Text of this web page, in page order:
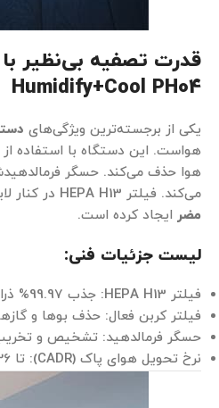
Humidify+Cool PH04
یکی از برجسته‌ترین ویژگی‌های
هواست. این دستگاه با استفاده از
هوا حذف می‌کند. حسگر
می‌کند. فیلتر HEPA H13 در کنار لایه کربن فعال، ترکیبی قدرتمند برای مقابله با
مضر ایجاد کرده است.
لیست جزئیات فنی:
فیلتر HEPA H13: جذب 99.97% ذرات 0.3 میکرون
فیلتر کربن فعال: حذف بوها و
حسگر فرمالدهید: تشخیص و
نرخ تحویل هوای پاک (CADR): تا 126 مترمکعب در ساعت